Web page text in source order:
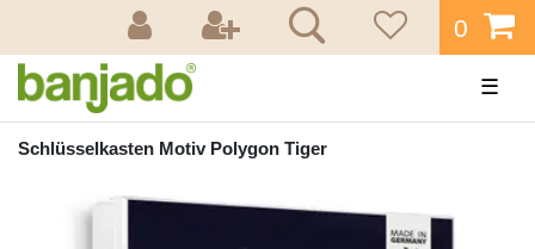
0
☰
Schlüsselkasten Motiv Polygon Tiger